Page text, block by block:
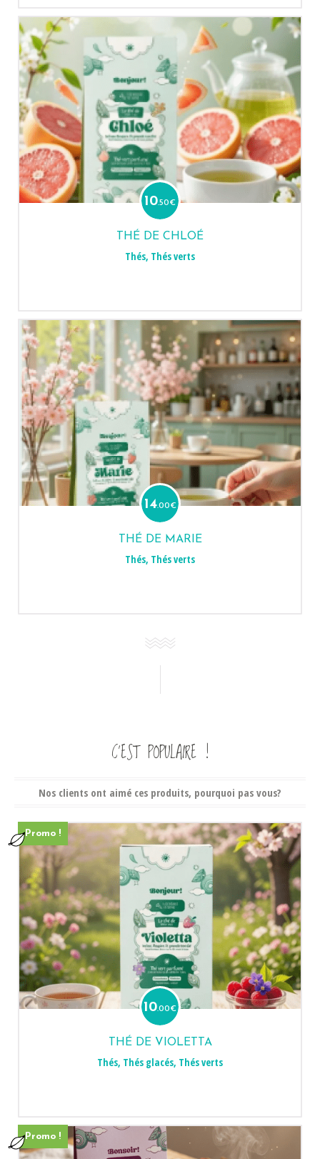
10.50€
THÉ DE CHLOÉ
Thés, Thés verts
14.00€
THÉ DE MARIE
Thés, Thés verts
C’EST POPULAIRE !
Nos clients ont aimé ces produits, pourquoi pas vous?
Promo !
10.00€
THÉ DE VIOLETTA
Thés, Thés glacés, Thés verts
Promo !